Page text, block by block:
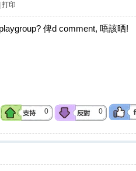
打印
俾d comment, 唔該晒!
0 0